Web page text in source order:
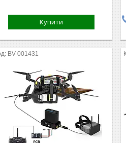
Купити
BV-001431